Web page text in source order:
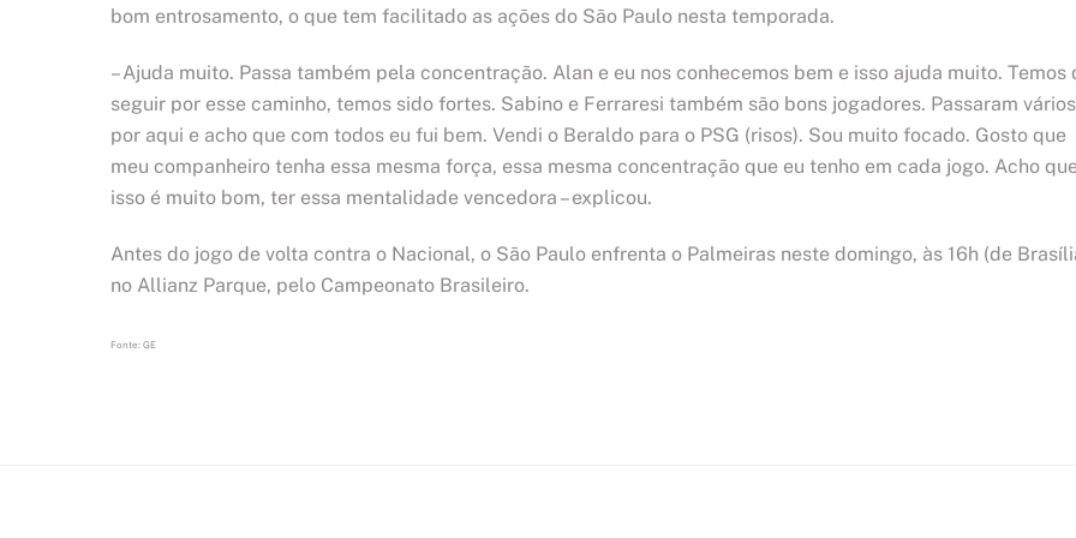
bom entrosamento, o que tem facilitado as ações do São Paulo nesta temporada.
– Ajuda muito. Passa também pela concentração. Alan e eu nos conhecemos bem e isso ajuda muito. Temos
seguir por esse caminho, temos sido fortes. Sabino e Ferraresi também são bons jogadores. Passaram vários
por aqui e acho que com todos eu fui bem. Vendi o Beraldo para o PSG (risos). Sou muito focado. Gosto que
meu companheiro tenha essa mesma força, essa mesma concentração que eu tenho em cada jogo. Acho
isso é muito bom, ter essa mentalidade vencedora – explicou.
Antes do jogo de volta contra o Nacional, o São Paulo enfrenta o Palmeiras neste domingo, às 16h (de
no Allianz Parque, pelo Campeonato Brasileiro.
Fonte: GE